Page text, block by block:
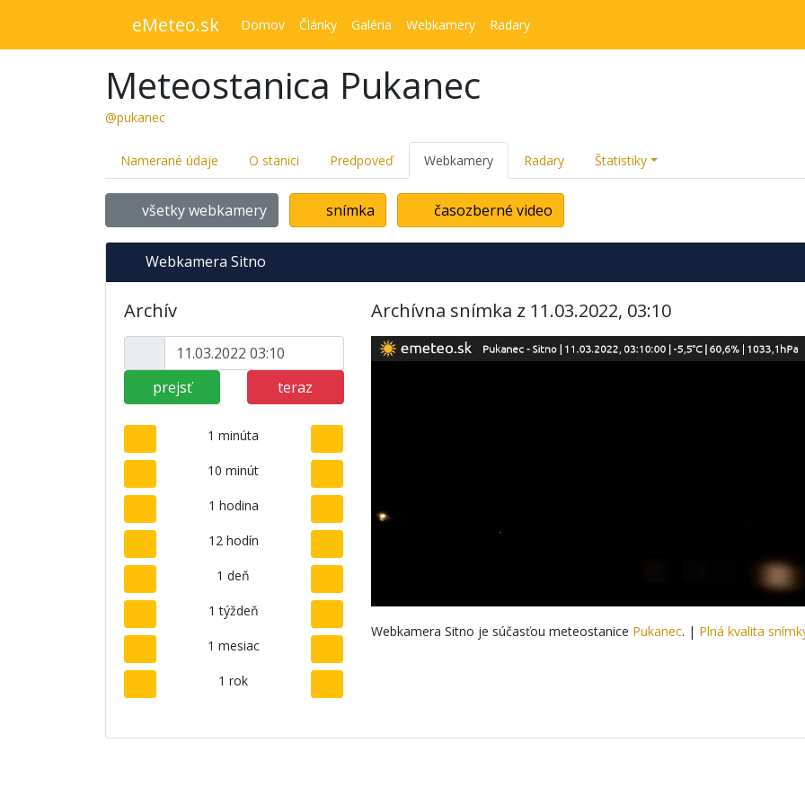
eMeteo.sk Domov Články Galéria Webkamery Radary
Meteostanica Pukanec
@pukanec
Namerané údaje O stanici Predpoveď Webkamery Radary Štatistiky
všetky webkamery snímka časozberné video
Webkamera Sitno
Archív
prejsť teraz
1 minúta
10 minút
1 hodina
12 hodín
1 deň
1 týždeň
1 mesiac
1 rok
Archívna snímka z 11.03.2022, 03:10
Webkamera Sitno je súčasťou meteostanice Pukanec. | Plná kvalita